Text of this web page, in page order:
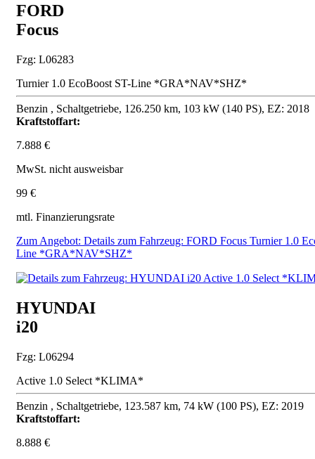
FORD
Focus
Fzg: L06283
Turnier 1.0 EcoBoost ST-Line *GRA*NAV*SHZ*
Benzin , Schaltgetriebe, 126.250 km, 103 kW (140 PS), EZ: 2018
Kraftstoffart:
7.888 €
MwSt. nicht ausweisbar
99 €
mtl. Finanzierungsrate
Zum Angebot: Details zum Fahrzeug: FORD Focus Turnier 1.0
Line *GRA*NAV*SHZ*
HYUNDAI
i20
Fzg: L06294
Active 1.0 Select *KLIMA*
Benzin , Schaltgetriebe, 123.587 km, 74 kW (100 PS), EZ: 2019
Kraftstoffart:
8.888 €